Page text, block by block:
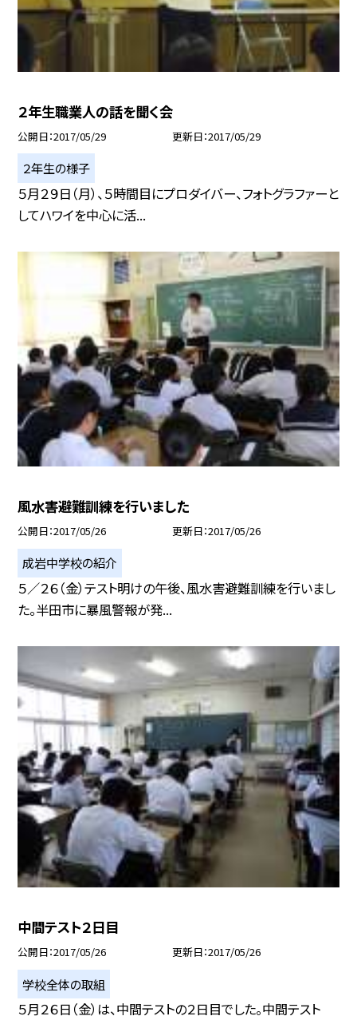
２年生職業人の話を聞く会
公開日 2017/05/29 更新日 2017/05/29
２年生の様子
５月２９日（月）、５時間目にプロダイバー、フォトグラファーと
してハワイを中心に活...
風水害避難訓練を行いました
公開日 2017/05/26 更新日 2017/05/26
成岩中学校の紹介
５／２６（金）テスト明けの午後、風水害避難訓練を行いまし
た。半田市に暴風警報が発...
中間テスト２日目
公開日 2017/05/26 更新日 2017/05/26
学校全体の取組
５月２６日（金）は、中間テストの２日目でした。中間テスト